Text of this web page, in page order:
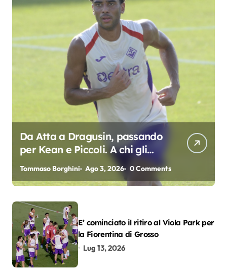
Da Atta a Dragusin, passando
per Kean e Piccoli. A chi gli
oscar del precampionato?
Tommaso Borghini Ago 3, 2026 0 Comments
E’ cominciato il ritiro al Viola Park per
la Fiorentina di Grosso
Lug 13, 2026